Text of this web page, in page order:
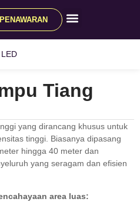
Tiang
yang dirancang khusus untuk
tinggi. Biasanya dipasang
hingga 40 meter dan
yang seragam dan efisien
area luas: